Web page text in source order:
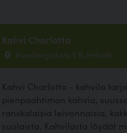
Kahvi Charlotta
Runeberginkatu 5 B, Helsinki
Kahvi Charlotta - kahvila
pienpaahtimon kahvia,
ranskalaisia leivonnaisia,
suolaista. Kahvilasta löydät